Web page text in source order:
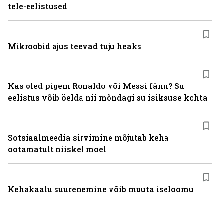
tele-eelistused
Mikroobid ajus teevad tuju heaks
Kas oled pigem Ronaldo või Messi fänn? Su
eelistus võib öelda nii mõndagi su isiksuse kohta
Sotsiaalmeedia sirvimine mõjutab keha
ootamatult niiskel moel
Kehakaalu suurenemine võib muuta iseloomu